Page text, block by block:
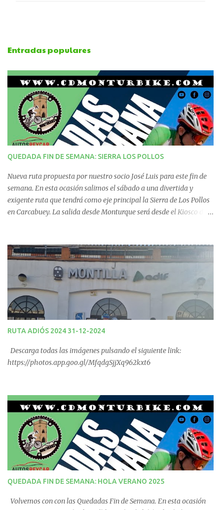
t
a
r
i
o
s
Entradas populares
QUEDADA FIN DE SEMANA: SIERRA LOS POLLOS
Nueva ruta propuesta por nuestro socio José Luis para este fin de
semana. En esta ocasión salimos el sábado a una divertida y
exigente ruta que tendrá como eje principal la Sierra de Los Pollos
en Carcabuey. La salida desde Monturque será desde el Kiosco de
Quedadas Fin de Semana 2025.
RUTA ADIÓS 2024 31-12-2024
Descarga todas las imágenes pulsando el siguiente link:
https://photos.app.goo.gl/MfqdgSjjXq962kxt6
QUEDADA FIN DE SEMANA: HOLA VERANO 2025
Volvemos con con las Quedadas Fin de Semana. En esta ocasión